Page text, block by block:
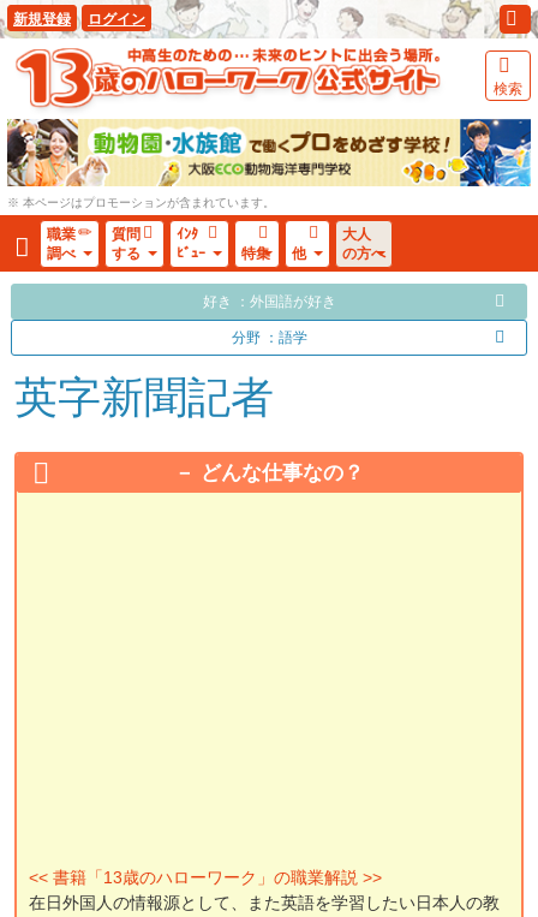
新規登録 ログイン
検索
※ 本ページはプロモーションが含まれています。
職業
調べ
質問
する
ｲﾝﾀ
ﾋﾞｭｰ
特集 他
大人
の方へ
好き ：外国語が好き
分野 ：語学
英字新聞記者
どんな仕事なの？
<< 書籍「13歳のハローワーク」の職業解説 >>
在日外国人の情報源として、また英語を学習したい日本人の教